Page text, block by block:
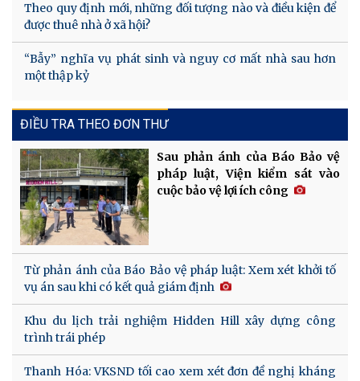
Theo quy định mới, những đối tượng nào và điều kiện để
được thuê nhà ở xã hội?
“Bẫy” nghĩa vụ phát sinh và nguy cơ mất nhà sau hơn
một thập kỷ
ĐIỀU TRA THEO ĐƠN THƯ
Sau phản ánh của Báo Bảo vệ
pháp luật, Viện kiểm sát vào
cuộc bảo vệ lợi ích công
Từ phản ánh của Báo Bảo vệ pháp luật: Xem xét khởi tố
vụ án sau khi có kết quả giám định
Khu du lịch trải nghiệm Hidden Hill xây dựng công
trình trái phép
Thanh Hóa: VKSND tối cao xem xét đơn đề nghị kháng